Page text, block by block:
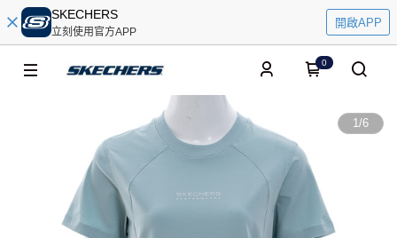
SKECHERS
立刻使用官方APP
開啟APP
0
1/6